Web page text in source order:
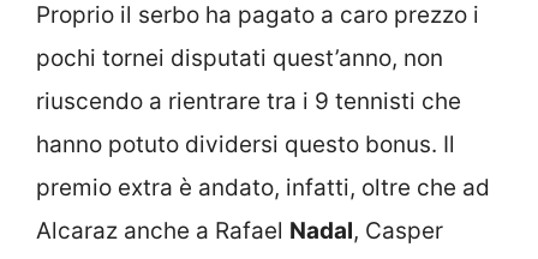
Proprio il serbo ha pagato a caro prezzo i
pochi tornei disputati quest’anno, non
riuscendo a rientrare tra i 9 tennisti che
hanno potuto dividersi questo bonus. Il
premio extra è andato, infatti, oltre che ad
Alcaraz anche a Rafael Nadal, Casper